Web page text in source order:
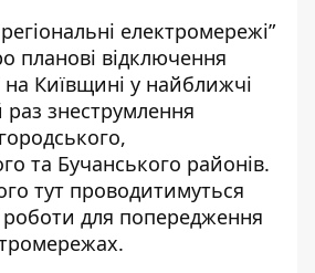
електромережі”
планові відключення
на Київщині у найближчі
знеструмлення
та Бучанського районів.
тут проводитимуться
роботи для попередження